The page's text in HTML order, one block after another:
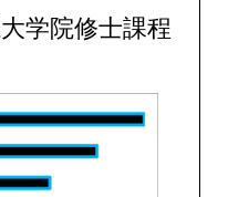
学院修士課程